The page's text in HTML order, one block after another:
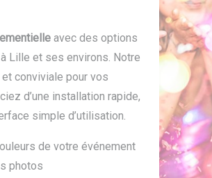
avec des options
Lille et ses environs. Notre
conviviale pour vos
d’une installation rapide,
simple d’utilisation.
de votre événement
photos